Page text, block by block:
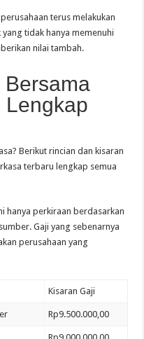
terus melakukan
tidak hanya memenuhi
nilai tambah.
Bersama
Lengkap
Berikut rincian dan kisaran
terbaru lengkap semua
hanya perkiraan berdasarkan
Gaji yang sebenarnya
perusahaan yang
Kisaran Gaji
Rp9.500.000,00